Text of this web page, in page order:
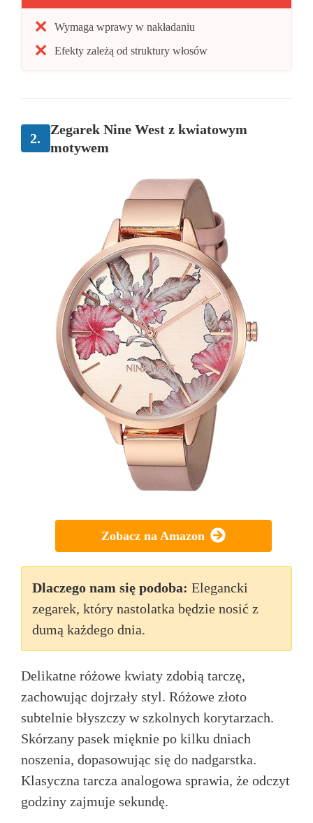
Wymaga wprawy w nakładaniu
Efekty zależą od struktury włosów
2.
Zegarek Nine West z kwiatowym
motywem
Zobacz na Amazon
Dlaczego nam się podoba: Elegancki
zegarek, który nastolatka będzie nosić z
dumą każdego dnia.
Delikatne różowe kwiaty zdobią tarczę,
zachowując dojrzały styl. Różowe złoto
subtelnie błyszczy w szkolnych korytarzach.
Skórzany pasek mięknie po kilku dniach
noszenia, dopasowując się do nadgarstka.
Klasyczna tarcza analogowa sprawia, że odczyt
godziny zajmuje sekundę.